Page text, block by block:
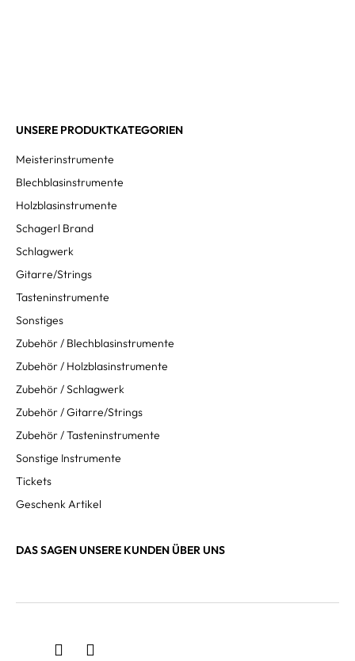
UNSERE PRODUKTKATEGORIEN
Meisterinstrumente
Blechblasinstrumente
Holzblasinstrumente
Schagerl Brand
Schlagwerk
Gitarre/Strings
Tasteninstrumente
Sonstiges
Zubehör / Blechblasinstrumente
Zubehör / Holzblasinstrumente
Zubehör / Schlagwerk
Zubehör / Gitarre/Strings
Zubehör / Tasteninstrumente
Sonstige Instrumente
Tickets
Geschenk Artikel
DAS SAGEN UNSERE KUNDEN ÜBER UNS